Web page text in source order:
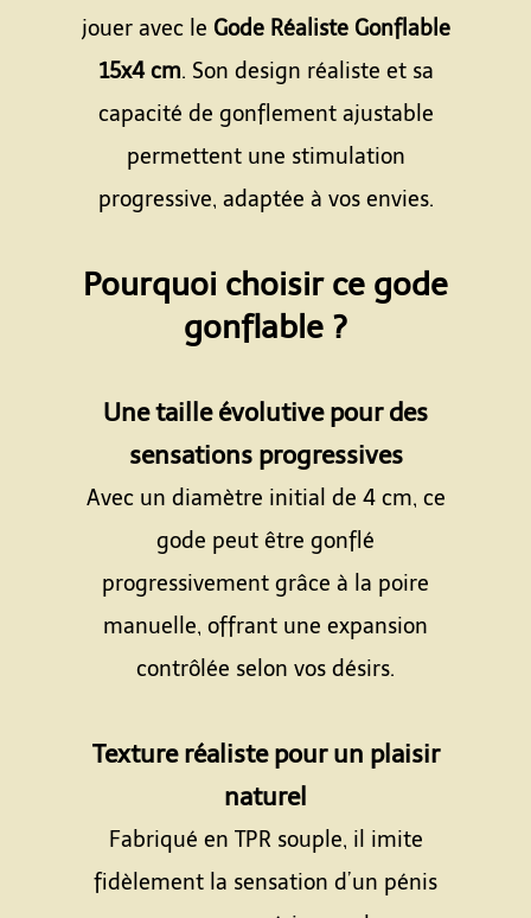
jouer avec le Gode Réaliste Gonflable
15x4 cm. Son design réaliste et sa
capacité de gonflement ajustable
permettent une stimulation
progressive, adaptée à vos envies.
Pourquoi choisir ce gode
gonflable ?
Une taille évolutive pour des
sensations progressives
Avec un diamètre initial de 4 cm, ce
gode peut être gonflé
progressivement grâce à la poire
manuelle, offrant une expansion
contrôlée selon vos désirs.
Texture réaliste pour un plaisir
naturel
Fabriqué en TPR souple, il imite
fidèlement la sensation d’un pénis